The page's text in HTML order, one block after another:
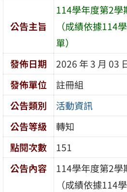
公告主旨
114學年度第2學
（成績依據114
單）
發佈日期
2026 年 3 月 03
發佈單位
註冊組
公告類別
活動資訊
公告等級
轉知
點閱次數
151
公告內容
114學年度第2學
（成績依據114